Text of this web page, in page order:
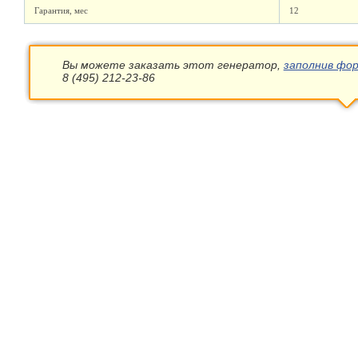
Гарантия, мес 12
Вы можете заказать этот генератор, заполнив
8 (495) 212-23-86